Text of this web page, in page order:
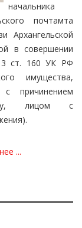
начальника
почтамта
Архангельской
в совершении
3 ст. 160 УК РФ
имущества,
с причинением
лицом с
...